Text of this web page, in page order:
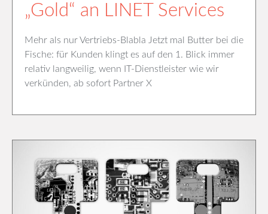
„Gold“ an LINET Services
Mehr als nur Vertriebs-Blabla Jetzt mal Butter bei die
Fische: für Kunden klingt es auf den 1. Blick immer
relativ langweilig, wenn IT-Dienstleister wie wir
verkünden, ab sofort Partner X